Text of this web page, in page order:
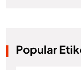
Popular